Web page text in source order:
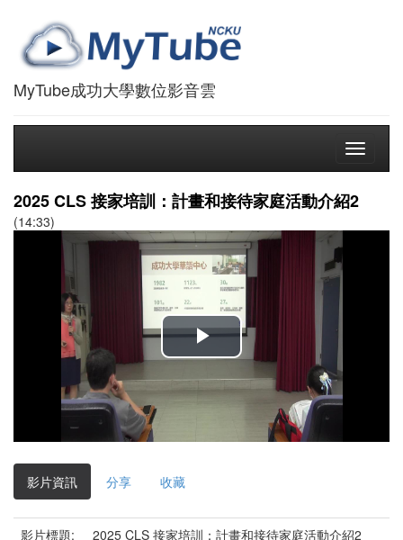
MyTube成功大學數位影音雲
Toggle
2025 CLS 接家培訓：計畫和接待家庭活動介紹2
(14:33)
播
放
影
影片資訊 分享 收藏
影片標題:
2025 CLS 接家培訓：計畫和接待家庭活動介紹2